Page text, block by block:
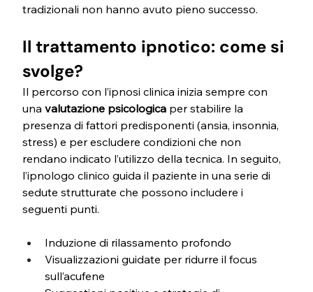
tradizionali non hanno avuto pieno successo.
Il trattamento ipnotico: come si
svolge?
Il percorso con l’ipnosi clinica inizia sempre con
una valutazione psicologica per stabilire la
presenza di fattori predisponenti (ansia, insonnia,
stress) e per escludere condizioni che non
rendano indicato l’utilizzo della tecnica. In seguito,
l’ipnologo clinico guida il paziente in una serie di
sedute strutturate che possono includere i
seguenti punti.
Induzione di rilassamento profondo
Visualizzazioni guidate per ridurre il focus
sull’acufene